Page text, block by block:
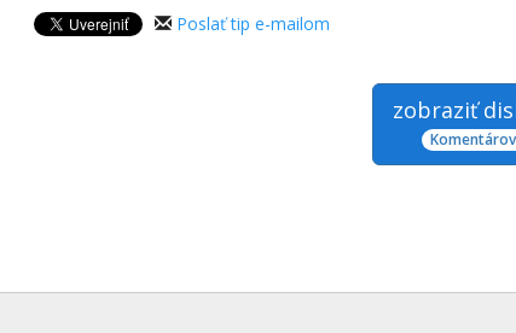
Poslať tip e-mailom
zobraziť